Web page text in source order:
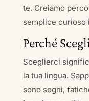
te. Creiamo
semplice curioso
Perché
Sceglierci
la tua lingua.
sono sogni,